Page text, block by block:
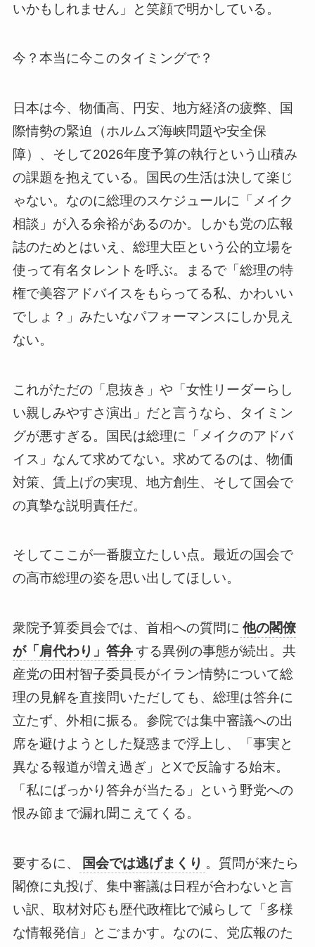
いかもしれません」と笑顔で明かしている。
今？本当に今このタイミングで？
日本は今、物価高、円安、地方経済の疲弊、国
際情勢の緊迫（ホルムズ海峡問題や安全保
障）、そして2026年度予算の執行という山積み
の課題を抱えている。国民の生活は決して楽じ
ゃない。なのに総理のスケジュールに「メイク
相談」が入る余裕があるのか。しかも党の広報
誌のためとはいえ、総理大臣という公的立場を
使って有名タレントを呼ぶ。まるで「総理の特
権で美容アドバイスをもらってる私、かわいい
でしょ？」みたいなパフォーマンスにしか見え
ない。
これがただの「息抜き」や「女性リーダーらし
い親しみやすさ演出」だと言うなら、タイミン
グが悪すぎる。国民は総理に「メイクのアドバ
イス」なんて求めてない。求めてるのは、物価
対策、賃上げの実現、地方創生、そして国会で
の真摯な説明責任だ。
そしてここが一番腹立たしい点。最近の国会で
の高市総理の姿を思い出してほしい。
衆院予算委員会では、首相への質問に 他の閣僚
が「肩代わり」答弁する異例の事態が続出。共
産党の田村智子委員長がイラン情勢について総
理の見解を直接問いただしても、総理は答弁に
立たず、外相に振る。参院では集中審議への出
席を避けようとした疑惑まで浮上し、「事実と
異なる報道が増え過ぎ」とXで反論する始末。
「私にばっかり答弁が当たる」という野党への
恨み節まで漏れ聞こえてくる。
要するに、 国会では逃げまくり 。質問が来たら
閣僚に丸投げ、集中審議は日程が合わないと言
い訳、取材対応も歴代政権比で減らして「多様
な情報発信」とごまかす。なのに、党広報のた